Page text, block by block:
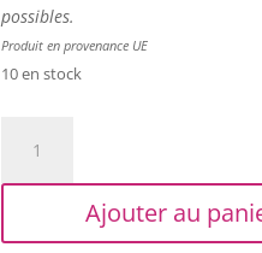
possibles.
Produit en provenance UE
10 en stock
Trapilho
-
Ajouter au